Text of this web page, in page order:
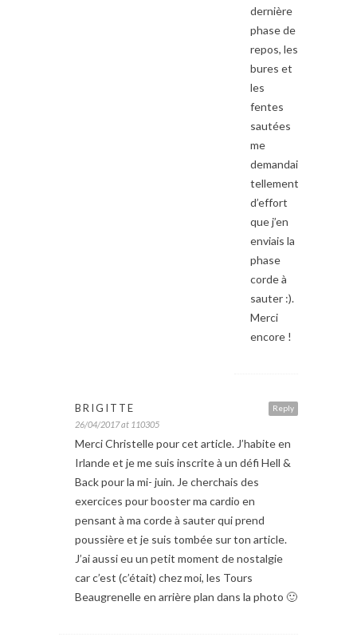
dernière
phase de
repos, les
bures et
les
fentes
sautées
me
demandait
tellement
d’effort
que j’en
enviais la
phase
corde à
sauter :).
Merci
encore !
Reply
BRIGITTE
26/04/2017 at 110305
Merci Christelle pour cet article. J’habite en
Irlande et je me suis inscrite à un défi Hell &
Back pour la mi- juin. Je cherchais des
exercices pour booster ma cardio en
pensant à ma corde à sauter qui prend
poussière et je suis tombée sur ton article.
J’ai aussi eu un petit moment de nostalgie
car c’est (c’était) chez moi, les Tours
Beaugrenelle en arrière plan dans la photo 🙂